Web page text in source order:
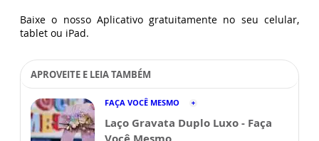
Baixe o nosso Aplicativo gratuitamente no seu celular,
tablet ou iPad.
APROVEITE E LEIA TAMBÉM
FAÇA VOCÊ MESMO
Laço Gravata Duplo Luxo - Faça
Você Mesmo